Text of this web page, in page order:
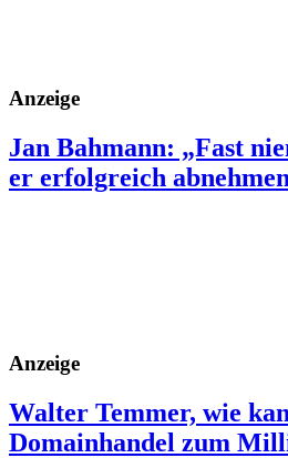
Anzeige
Jan Bahmann: „Fast
er erfolgreich
Anzeige
Walter Temmer, wie
Domainhandel zum